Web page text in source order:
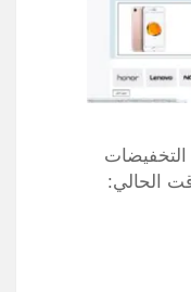
التخفيضات
الحالي: